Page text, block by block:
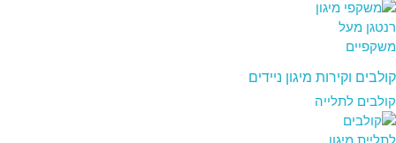
קולבים וקירות מיגון ניידים
קולבים לתלייה